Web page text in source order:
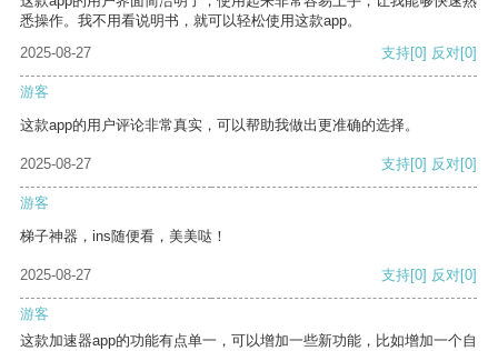
悉操作。我不用看说明书，就可以轻松使用这款app。
2025-08-27
支持[0] 反对[0]
游客
这款app的用户评论非常真实，可以帮助我做出更准确的选择。
2025-08-27 支持[0] 反对[0]
游客
梯子神器，ins随便看，美美哒！
2025-08-27 支持[0] 反对[0]
游客
这款加速器app的功能有点单一，可以增加一些新功能，比如增加一个自